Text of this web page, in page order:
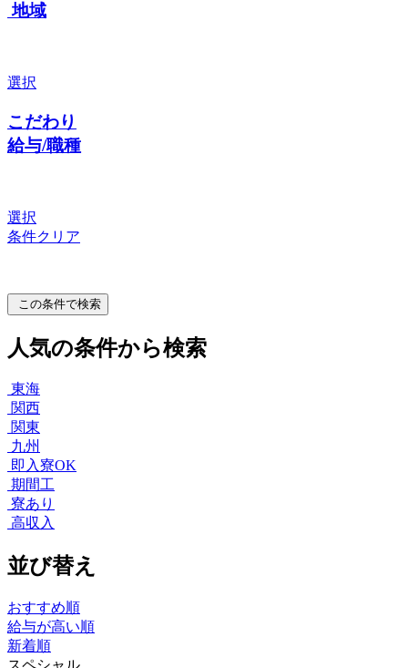
地域
選択
こだわり
給与/職種
選択
条件クリア
この条件で検索
人気の条件から検索
東海
関西
関東
九州
即入寮OK
期間工
寮あり
高収入
並び替え
おすすめ順
給与が高い順
新着順